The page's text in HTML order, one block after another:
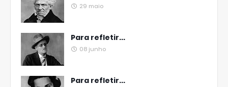
29 maio
Para refletir...
08 junho
Para refletir...